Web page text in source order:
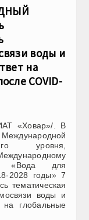
воды и
на
COVID-
«Ховар»/. В
уровня,
«Вода для
2028 годы» 7
тематическая
воды и
на глобальные